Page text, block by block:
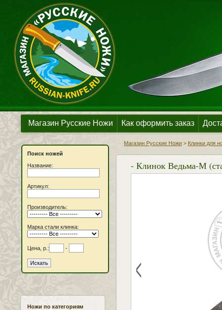
Магазин Русские Ножи Как оформить заказ
Поиск ножей
Название:
Артикул:
Производитель:
Марка стали клинка:
Цена, р.: -
Ножи по категориям
Магазин Русские Ножи > Клинки для
- Клинок Ведьма-М
<